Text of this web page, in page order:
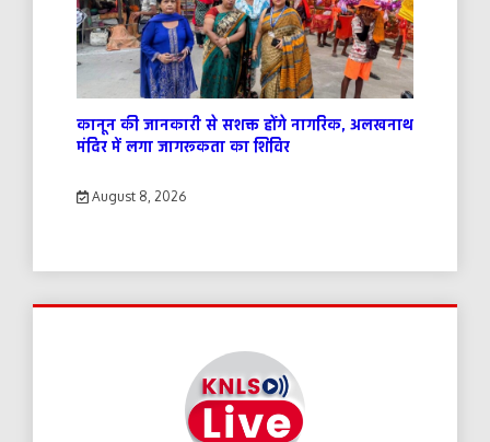
कानून की जानकारी से सशक्त होंगे नागरिक, अलखनाथ
मंदिर में लगा जागरूकता का शिविर
August 8, 2026